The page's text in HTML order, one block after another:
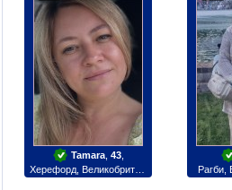
Tamara ,43
Рагби,